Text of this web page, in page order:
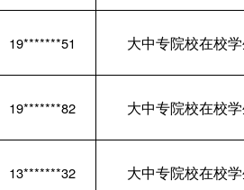
19*******51 大中专院校在校
19*******82 大中专院校在校
13*******32 大中专院校在校